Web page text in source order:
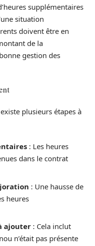
supplémentaires
situation
doivent être en
de la
gestion des
plusieurs étapes à
: Les heures
dans le contrat
: Une hausse de
heures
ajouter : Cela inclut
n’était pas présente